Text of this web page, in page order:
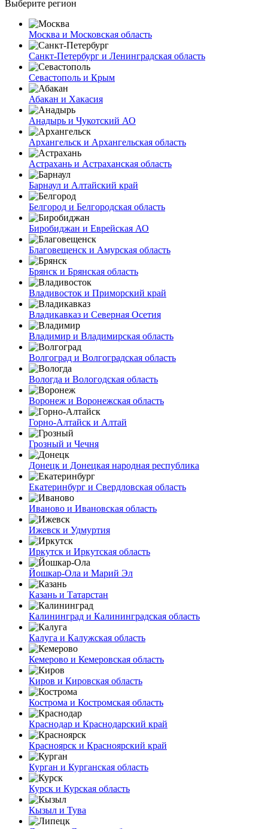
Выберите регион
Москва и Московская область
Санкт-Петербург и Ленинградская область
Севастополь и Крым
Абакан и Хакасия
Анадырь и Чукотский АО
Архангельск и Архангельская область
Астрахань и Астраханская область
Барнаул и Алтайский край
Белгород и Белгородская область
Биробиджан и Еврейская АО
Благовещенск и Амурская область
Брянск и Брянская область
Владивосток и Приморский край
Владикавказ и Северная Осетия
Владимир и Владимирская область
Волгоград и Волгоградская область
Вологда и Вологодская область
Воронеж и Воронежская область
Горно-Алтайск и Алтай
Грозный и Чечня
Донецк и Донецкая народная республика
Екатеринбург и Свердловская область
Иваново и Ивановская область
Ижевск и Удмуртия
Иркутск и Иркутская область
Йошкар-Ола и Марий Эл
Казань и Татарстан
Калининград и Калининградская область
Калуга и Калужская область
Кемерово и Кемеровская область
Киров и Кировская область
Кострома и Костромская область
Краснодар и Краснодарский край
Красноярск и Красноярский край
Курган и Курганская область
Курск и Курская область
Кызыл и Тува